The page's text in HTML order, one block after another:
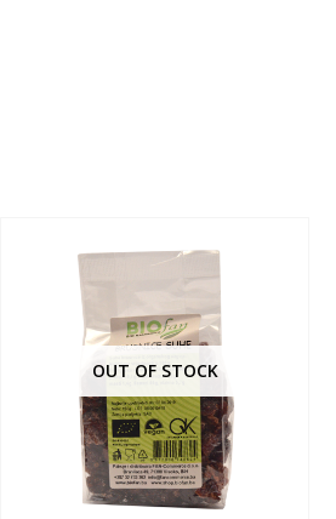
OUT OF STOCK